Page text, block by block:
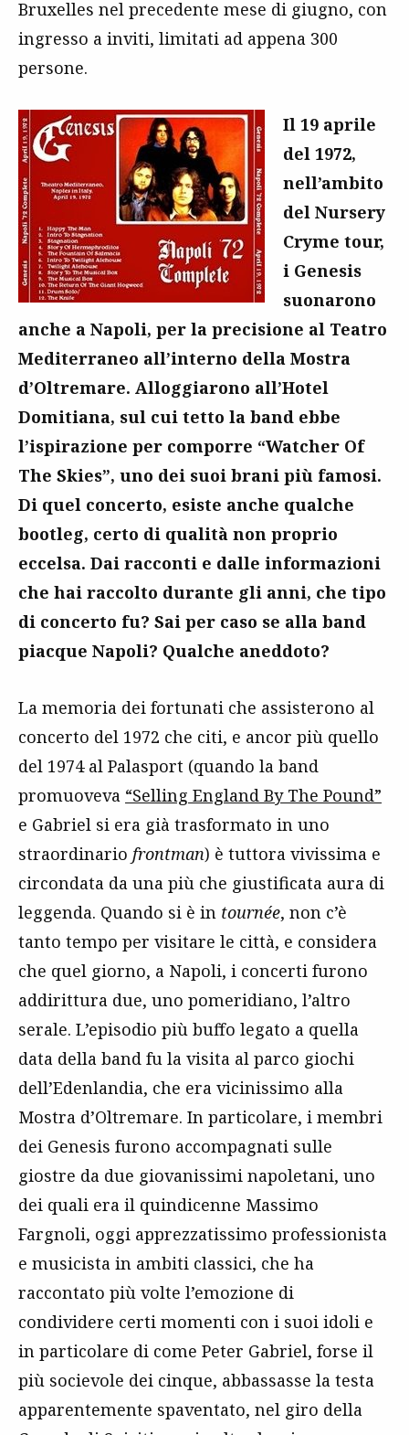
Bruxelles nel precedente mese di giugno, con
ingresso a inviti, limitati ad appena 300
persone.
Il 19 aprile
del 1972,
nell’ambito
del Nursery
Cryme tour,
i Genesis
suonarono
anche a Napoli, per la precisione al Teatro
Mediterraneo all’interno della Mostra
d’Oltremare. Alloggiarono all’Hotel
Domitiana, sul cui tetto la band ebbe
l’ispirazione per comporre “Watcher Of
The Skies”, uno dei suoi brani più famosi.
Di quel concerto, esiste anche qualche
bootleg, certo di qualità non proprio
eccelsa. Dai racconti e dalle informazioni
che hai raccolto durante gli anni, che tipo
di concerto fu? Sai per caso se alla band
piacque Napoli? Qualche aneddoto?
La memoria dei fortunati che assisterono al
concerto del 1972 che citi, e ancor più quello
del 1974 al Palasport (quando la band
promuoveva “Selling England By The Pound”
e Gabriel si era già trasformato in uno
straordinario frontman) è tuttora vivissima e
circondata da una più che giustificata aura di
leggenda. Quando si è in tournée, non c’è
tanto tempo per visitare le città, e considera
che quel giorno, a Napoli, i concerti furono
addirittura due, uno pomeridiano, l’altro
serale. L’episodio più buffo legato a quella
data della band fu la visita al parco giochi
dell’Edenlandia, che era vicinissimo alla
Mostra d’Oltremare. In particolare, i membri
dei Genesis furono accompagnati sulle
giostre da due giovanissimi napoletani, uno
dei quali era il quindicenne Massimo
Fargnoli, oggi apprezzatissimo professionista
e musicista in ambiti classici, che ha
raccontato più volte l’emozione di
condividere certi momenti con i suoi idoli e
in particolare di come Peter Gabriel, forse il
più socievole dei cinque, abbassasse la testa
apparentemente spaventato, nel giro della